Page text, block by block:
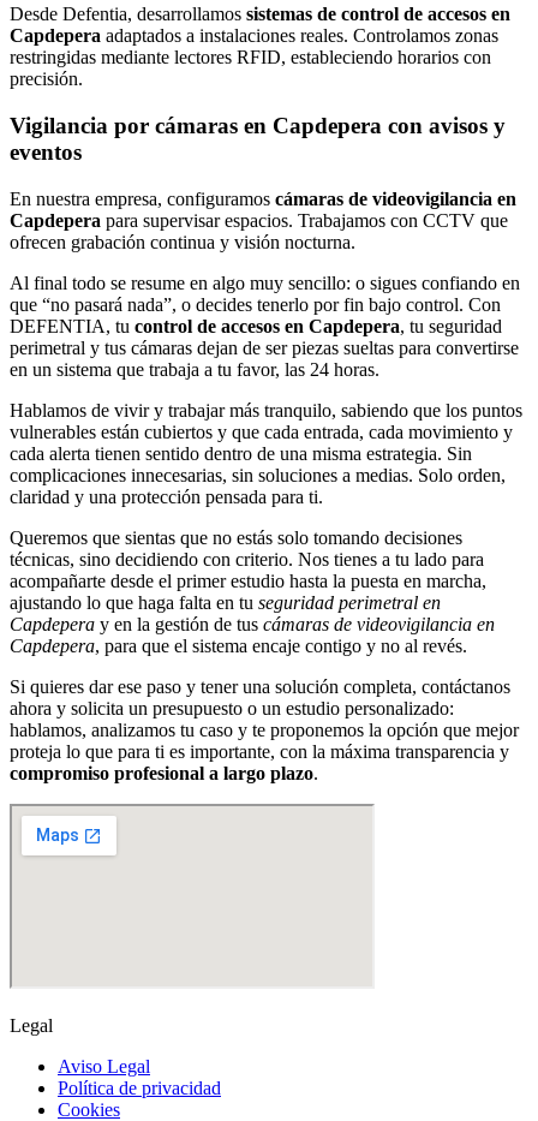
Desde Defentia, desarrollamos sistemas de control de accesos en
Capdepera adaptados a instalaciones reales. Controlamos zonas
restringidas mediante lectores RFID, estableciendo horarios con
precisión.
Vigilancia por cámaras en Capdepera con avisos y
eventos
En nuestra empresa, configuramos cámaras de videovigilancia en
Capdepera para supervisar espacios. Trabajamos con CCTV que
ofrecen grabación continua y visión nocturna.
Al final todo se resume en algo muy sencillo: o sigues confiando en
que “no pasará nada”, o decides tenerlo por fin bajo control. Con
DEFENTIA, tu control de accesos en Capdepera, tu seguridad
perimetral y tus cámaras dejan de ser piezas sueltas para convertirse
en un sistema que trabaja a tu favor, las 24 horas.
Hablamos de vivir y trabajar más tranquilo, sabiendo que los puntos
vulnerables están cubiertos y que cada entrada, cada movimiento y
cada alerta tienen sentido dentro de una misma estrategia. Sin
complicaciones innecesarias, sin soluciones a medias. Solo orden,
claridad y una protección pensada para ti.
Queremos que sientas que no estás solo tomando decisiones
técnicas, sino decidiendo con criterio. Nos tienes a tu lado para
acompañarte desde el primer estudio hasta la puesta en marcha,
ajustando lo que haga falta en tu seguridad perimetral en
Capdepera y en la gestión de tus cámaras de videovigilancia en
Capdepera, para que el sistema encaje contigo y no al revés.
Si quieres dar ese paso y tener una solución completa, contáctanos
ahora y solicita un presupuesto o un estudio personalizado:
hablamos, analizamos tu caso y te proponemos la opción que mejor
proteja lo que para ti es importante, con la máxima transparencia y
compromiso profesional a largo plazo.
Legal
Aviso Legal
Política de privacidad
Cookies